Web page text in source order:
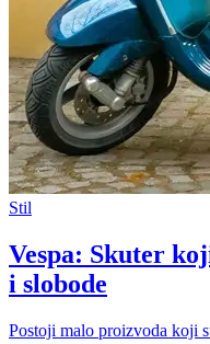
Stil
Vespa: Skuter
i slobode
Postoji malo proizvoda koji